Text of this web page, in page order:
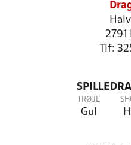
2791
Tlf:
TRØJE
Gul